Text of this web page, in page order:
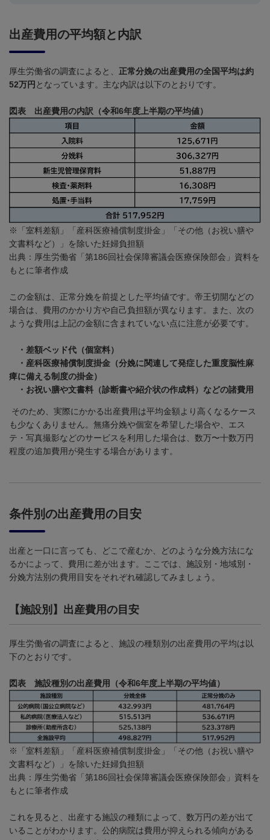
出産費用の平均額と内訳
厚生労働省の調査によると、 正常分娩の出産費用の全国平均は約
52万円 となっています。主な内訳は以下のとおりです。
図表 出産費用の内訳（令和6年度上半期の平均値）
※「室料差額」「産科医療補償制度掛金」「その他（お祝い膳や
文書料など）」を除いた妊婦負担額
出典：厚生労働省「第186回社会保障審議会医療保険部会」資料を
もとに筆者作成
この金額は、正常分娩を前提とした平均値です。帝王切開などの
場合は、費用のかかり方や自己負担額が異なります。また、次の
ような費用は上記の金額に含まれていない点に注意が必要です。
・差額ベッド代（個室料）
・産科医療補償制度掛金（分娩に関連して発症した重度脳性麻
痺に備える制度の掛金）
・お祝い膳や文書料（診断書や紹介状の作成料）などの諸費用
そのため、実際にかかる出産費用は平均金額より高くなるケース
も少なくありません。無痛分娩や個室を希望した場合や、エス
テ・写真撮影などのサービスを利用した場合は、数万〜十数万円
程度の追加費用が発生する場合があります。
条件別の出産費用の目安
出産と一口に言っても、どこで産むか、どのような分娩方法にな
るかによって、費用に差が出ます。ここでは、施設別・地域別・
分娩方法別の費用目安をそれぞれ確認してみましょう。
【施設別】出産費用の目安
厚生労働省の調査によると、施設の種類別の出産費用の平均は以
下のとおりです。
図表 施設種別の出産費用（令和6年度上半期の平均値）
※「室料差額」「産科医療補償制度掛金」「その他（お祝い膳や
文書料など）」を除いた妊婦負担額
出典：厚生労働省「第186回社会保障審議会医療保険部会」資料を
もとに筆者作成
これを見ると、出産する施設の種類によって、数万円の差が出て
いることがわかります。公的病院は費用が抑えられる傾向がある